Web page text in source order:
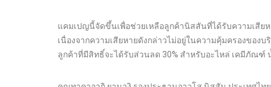
แคมเปญนี้จัดขึ้นเพื่อช่วยเหลือลูกค้านิสสันที่ได้รับความเสีย
เนื่องจากความเสียหายดังกล่าวไม่อยู่ในความคุ้มครองของ
ลูกค้าที่มีสิทธิ์จะได้รับส่วนลด 30% สำหรับอะไหล่ เคมีภัณ